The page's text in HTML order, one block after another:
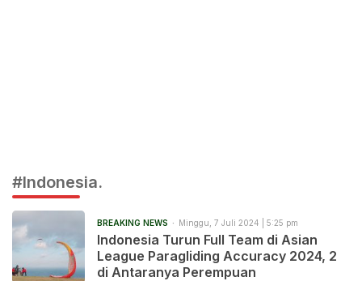
#Indonesia.
BREAKING NEWS Minggu, 7 Juli 2024 | 5:25 pm
Indonesia Turun Full Team di Asian
League Paragliding Accuracy 2024, 2
di Antaranya Perempuan